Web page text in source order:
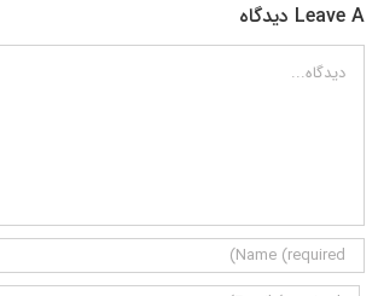
Leave A دیدگاه
دیدگاه